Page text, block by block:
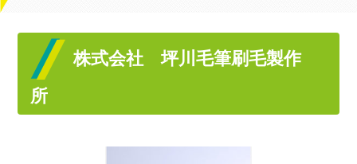
株式会社 坪川毛筆刷毛製作
所